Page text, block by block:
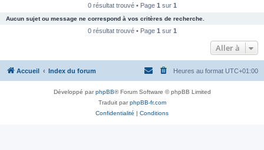
c
e
0 résultat trouvé • Page 1 sur 1
Aucun sujet ou message ne correspond à vos critères de recherche.
0 résultat trouvé • Page 1 sur 1
Aller à
Accueil Index du forum Heures au format UTC+01:00
Développé parphpBB® Forum Software © phpBB Limited
Traduit parphpBB-fr.com
Confidentialité | Conditions